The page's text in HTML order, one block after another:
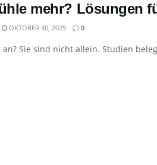
mehr? Lösungen
OKTOBER 30, 2025 0
Sie sind nicht allein. Studien